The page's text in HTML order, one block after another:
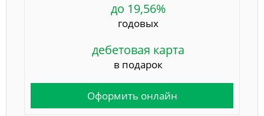
до 19,56%
годовых
дебетовая карта
в подарок
Оформить онлайн